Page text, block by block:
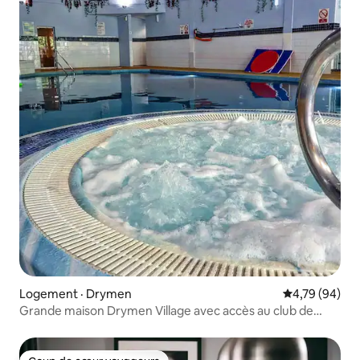
Logement · Drymen Note
4,79 (94)
Grande maison Drymen Village avec accès au club de